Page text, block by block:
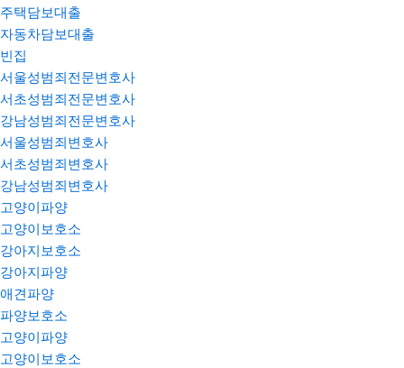
주택담보대출
자동차담보대출
빈집
서울성범죄전문변호사
서초성범죄전문변호사
강남성범죄전문변호사
서울성범죄변호사
서초성범죄변호사
강남성범죄변호사
고양이파양
고양이보호소
강아지보호소
강아지파양
애견파양
파양보호소
고양이파양
고양이보호소